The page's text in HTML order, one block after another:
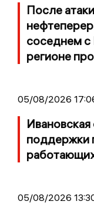
После
соседнем с
регионе
05/08/2026
поддержки
05/08/2026